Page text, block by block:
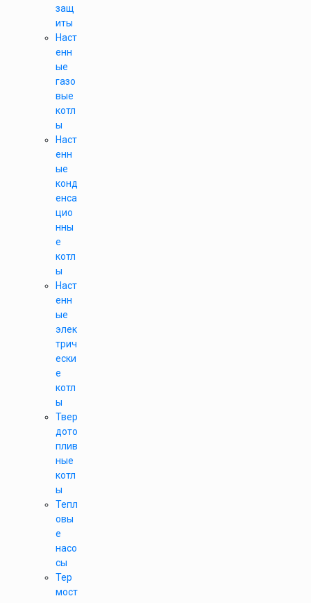
защ
иты
Наст
енн
ые
газо
вые
котл
ы
Наст
енн
ые
конд
енса
цио
нны
е
котл
ы
Наст
енн
ые
элек
трич
ески
е
котл
ы
Твер
дото
плив
ные
котл
ы
Тепл
овы
е
насо
сы
Тер
мост